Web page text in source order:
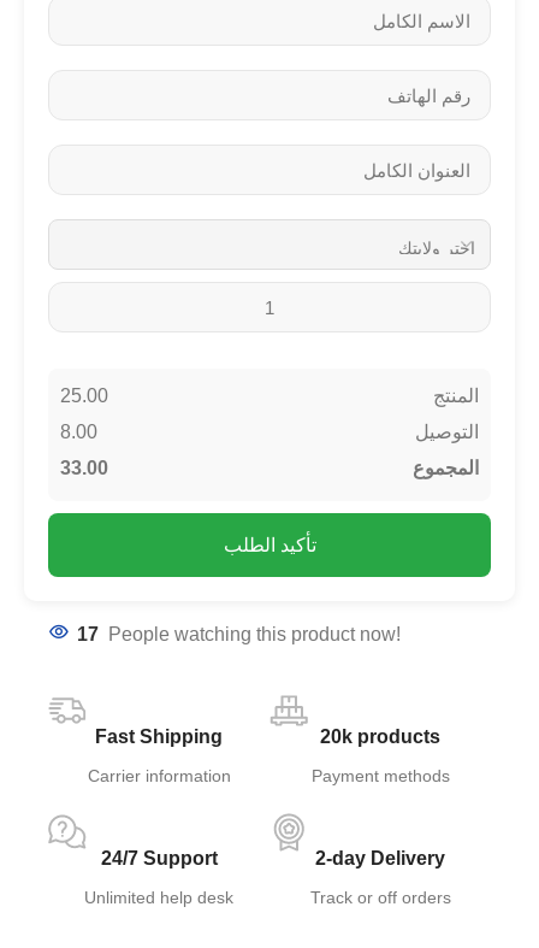
المنتج
25.00
التوصيل
8.00
المجموع
33.00
تأكيد الطلب
17 People watching this product now!
Fast Shipping
Carrier information
20k products
Payment methods
24/7 Support
Unlimited help desk
2-day Delivery
Track or off orders